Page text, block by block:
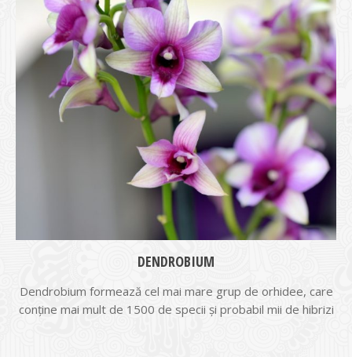
DENDROBIUM
Dendrobium formează cel mai mare grup de orhidee, care
conține mai mult de 1500 de specii și probabil mii de hibrizi